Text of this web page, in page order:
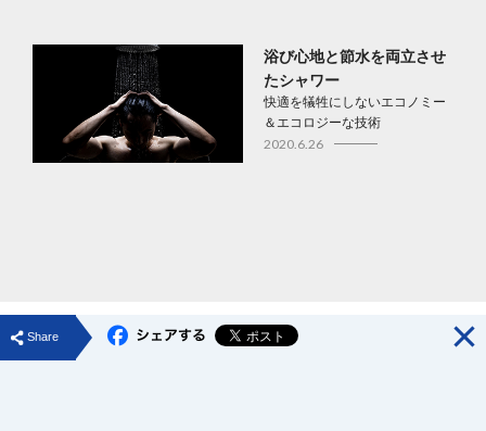
浴び心地と節水を両立させ
たシャワー
快適を犠牲にしないエコノミー
＆エコロジーな技術
2020.6.26
Share ご利用条件
みんなにシェアする